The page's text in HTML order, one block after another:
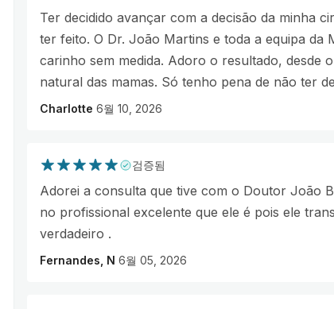
Ter decidido avançar com a decisão da minha
ter feito. O Dr. João Martins e toda a equipa da
carinho sem medida. Adoro o resultado, desde
natural das mamas. Só tenho pena de não ter
Charlotte 6월 10, 2026
검증됨
Adorei a consulta que tive com o Doutor João
no profissional excelente que ele é pois ele
verdadeiro .
Fernandes, N 6월 05, 2026